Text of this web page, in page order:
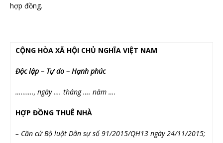
hợp đồng.
CỘNG HÒA XÃ HỘI CHỦ NGHĨA VIỆT NAM
Độc lập – Tự do – Hạnh phúc
………., ngày …. tháng …. năm ….
HỢP ĐỒNG THUÊ NHÀ
– Căn cứ Bộ luật Dân sự số 91/2015/QH13 ngày 24/11/2015;